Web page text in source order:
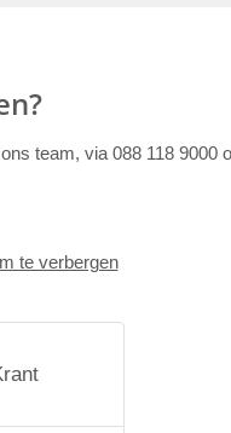
team, via 088 118 9000